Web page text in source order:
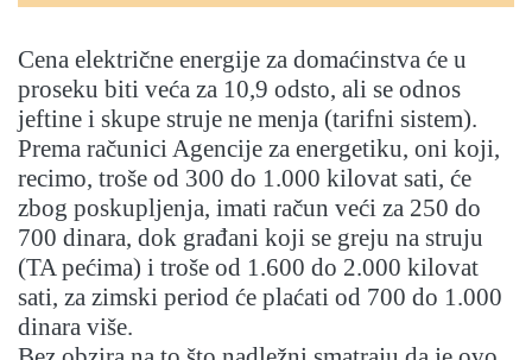
Cena električne energije za domaćinstva će u
proseku biti veća za 10,9 odsto, ali se odnos
jeftine i skupe struje ne menja (tarifni sistem).
Prema računici Agencije za energetiku, oni koji,
recimo, troše od 300 do 1.000 kilovat sati, će
zbog poskupljenja, imati račun veći za 250 do
700 dinara, dok građani koji se greju na struju
(TA pećima) i troše od 1.600 do 2.000 kilovat
sati, za zimski period će plaćati od 700 do 1.000
dinara više.